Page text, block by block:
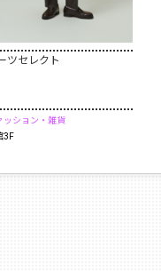
ツセレクト
ッション・雑貨
3F